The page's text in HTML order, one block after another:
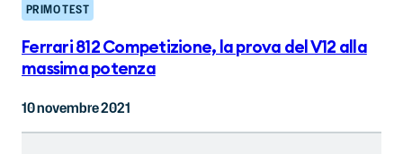
PRIMO TEST
Ferrari 812 Competizione, la prova del V12 alla
massima potenza
10 novembre 2021